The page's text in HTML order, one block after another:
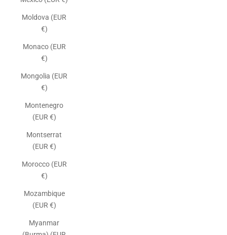
Moldova (EUR
€)
Monaco (EUR
€)
Mongolia (EUR
€)
Montenegro
(EUR €)
Montserrat
(EUR €)
Morocco (EUR
€)
Mozambique
(EUR €)
Myanmar